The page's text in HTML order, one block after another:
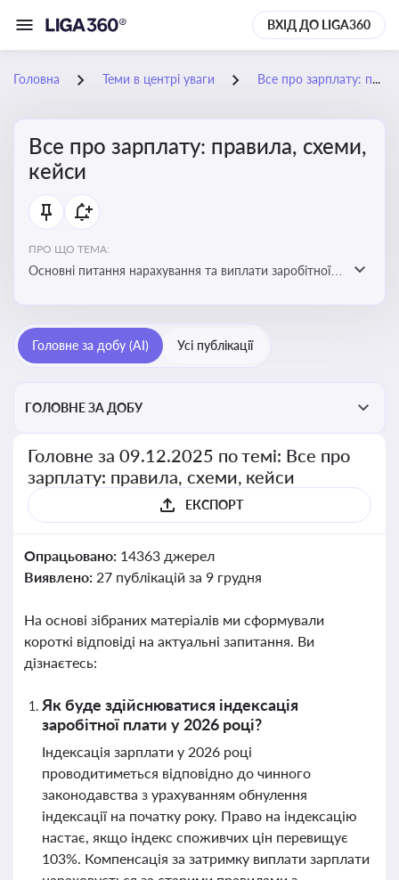
ВХІД ДО LIGA360
Головна Теми в центрі уваги Все про зарплату: правила, схеми, кейси
Все про зарплату: правила, схеми,
кейси
ПРО ЩО ТЕМА:
Основні питання нарахування та виплати заробітної
інформації про можливі схеми зловживань
Головне за добу (AI) Усі публікації
ГОЛОВНЕ ЗА ДОБУ
Головне за 09.12.2025 по темі: Все про
зарплату: правила, схеми, кейси
ЕКСПОРТ
Опрацьовано: 14363 джерел
Виявлено: 27 публікацій за 9 грудня
На основі зібраних матеріалів ми сформували
короткі відповіді на актуальні запитання. Ви
дізнаєтесь:
Як буде здійснюватися індексація
заробітної плати у 2026 році?
Індексація зарплати у 2026 році
проводитиметься відповідно до чинного
законодавства з урахуванням обнулення
індексації на початку року. Право на індексацію
настає, якщо індекс споживчих цін перевищує
103%. Компенсація за затримку виплати зарплати